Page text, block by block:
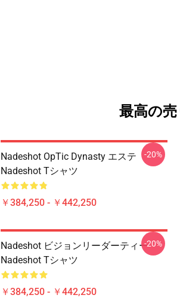
最高の
Nadeshot OpTic Dynasty エステ
Nadeshot Tシャツ
￥384,250 - ￥442,250
-20%
Nadeshot ビジョンリーダーティー
Nadeshot Tシャツ
￥384,250 - ￥442,250
-20%